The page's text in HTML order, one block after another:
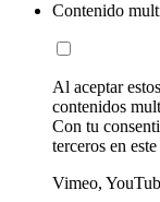
Contenido
Al aceptar
contenidos
Con tu
terceros en
Vimeo,